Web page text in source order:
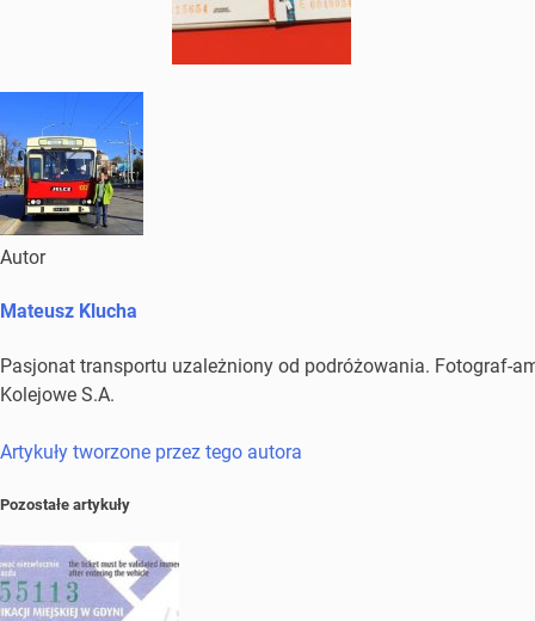
Autor
Mateusz Klucha
Pasjonat transportu uzależniony od podróżowania. Fotograf-
Kolejowe S.A.
Artykuły tworzone przez tego autora
Pozostałe artykuły